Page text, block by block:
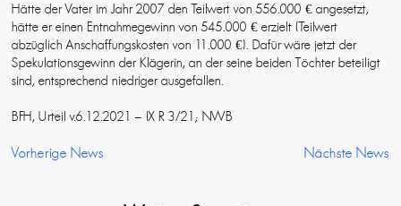
Hätte der Vater im Jahr 2007 den Teilwert von 556.000 € angesetzt,
hätte er einen Entnahmegewinn von 545.000 € erzielt (Teilwert
abzüglich Anschaffungskosten von 11.000 €). Dafür wäre jetzt der
Spekulationsgewinn der Klägerin, an der seine beiden Töchter beteiligt
sind, entsprechend niedriger ausgefallen.
BFH, Urteil v.6.12.2021 – IX R 3/21; NWB
Vorherige News Nächste News